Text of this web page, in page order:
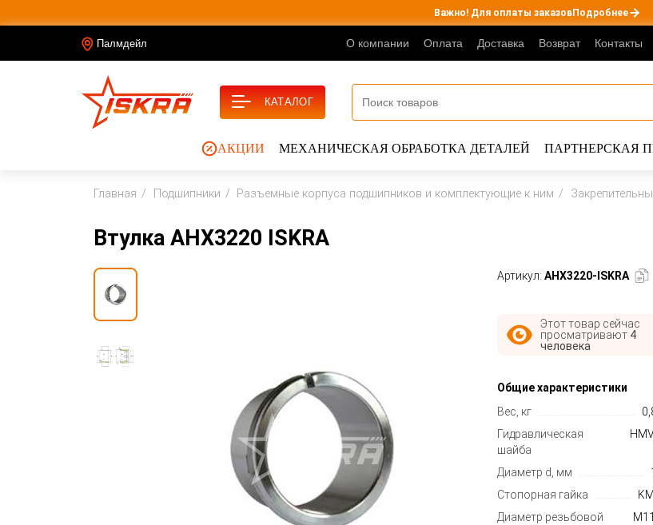
Важно! Для оплаты заказовПодробнее
Палмдейл О компании Оплата Доставка Возврат Контакты
АКЦИИ МЕХАНИЧЕСКАЯ ОБРАБОТКА ДЕТАЛЕЙ ПАРТНЕРСКАЯ
КАТАЛОГ
Главная Подшипники Разъемные корпуса подшипников и комплектующие к ним
Втулка AHX3220 ISKRA
Артикул: AHX3220-ISKRA
Этот товар сейчас
просматривают 4
человека
Общие характеристики
Вес, кг
Гидравлическая
шайба
Диаметр d, мм
Стопорная гайка
Диаметр резьбовой